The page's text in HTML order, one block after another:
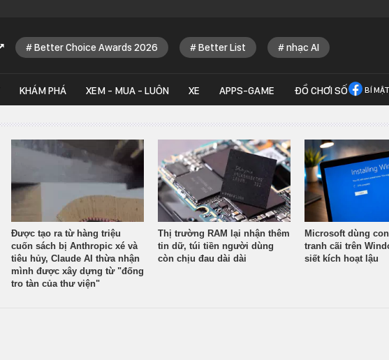
Better Choice Awards 2026 Better List nhạc AI
KHÁM PHÁ XEM - MUA - LUÔN XE APPS-GAME ĐỒ CHƠI SỐ BÍ
Được tạo ra từ hàng triệu
cuốn sách bị Anthropic xé và
tiêu hủy, Claude AI thừa nhận
mình được xây dựng từ "đống
tro tàn của thư viện"
Thị trường RAM lại nhận thêm
tin dữ, túi tiền người dùng
còn chịu đau dài dài
Microsoft dùng
tranh cãi trên
siết kích hoạt lậu